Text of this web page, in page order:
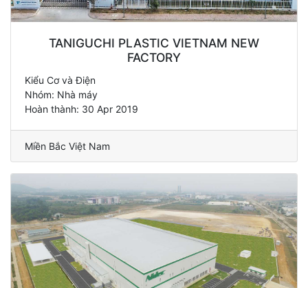
TANIGUCHI PLASTIC VIETNAM NEW
FACTORY
Kiểu Cơ và Điện
Nhóm: Nhà máy
Hoàn thành: 30 Apr 2019
Miền Bắc Việt Nam